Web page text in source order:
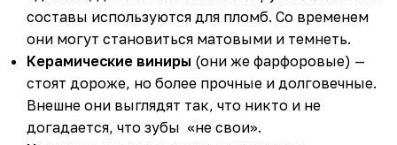
составы используются для пломб. Со временем
они могут становиться матовыми и темнеть.
Керамические виниры (они же фарфоровые) —
стоят дороже, но более прочные и долговечные.
Внешне они выглядят так, что никто и не
догадается, что зубы «не свои».